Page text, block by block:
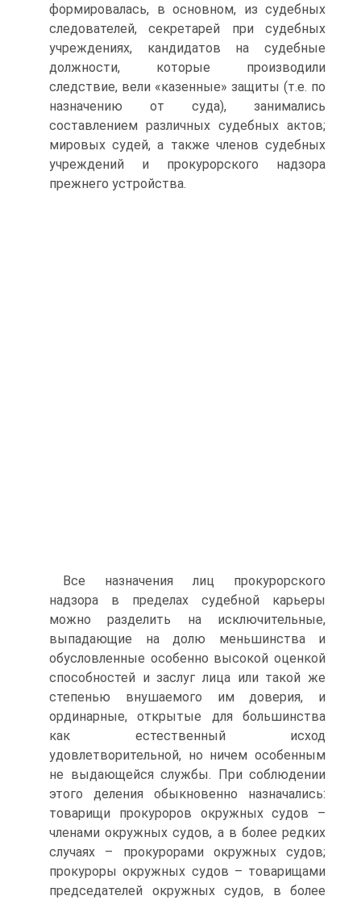
формировалась, в основном, из судебных
следователей, секретарей при судебных
учреждениях, кандидатов на судебные
должности, которые производили
следствие, вели «казенные» защиты (т.е. по
назначению от суда), занимались
составлением различных судебных актов;
мировых судей, а также членов судебных
учреждений и прокурорского надзора
прежнего устройства.
Все назначения лиц прокурорского
надзора в пределах судебной карьеры
можно разделить на исключительные,
выпадающие на долю меньшинства и
обусловленные особенно высокой оценкой
способностей и заслуг лица или такой же
степенью внушаемого им доверия, и
ординарные, открытые для большинства
как естественный исход
удовлетворительной, но ничем особенным
не выдающейся службы. При соблюдении
этого деления обыкновенно назначались:
товарищи прокуроров окружных судов –
членами окружных судов, а в более редких
случаях – прокурорами окружных судов;
прокуроры окружных судов – товарищами
председателей окружных судов, в более